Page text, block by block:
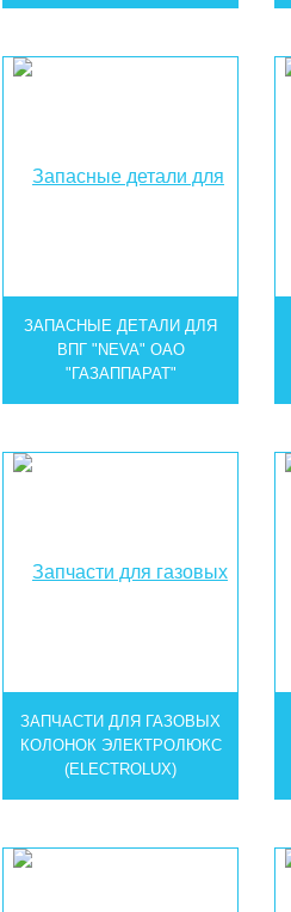
ЗАПАСНЫЕ ДЕТАЛИ ДЛЯ
ВПГ "NEVA" ОАО
"ГАЗАППАРАТ"
ЗАПЧАСТИ ДЛЯ ГАЗОВЫХ
КОЛОНОК ЭЛЕКТРОЛЮКС
(ELECTROLUX)